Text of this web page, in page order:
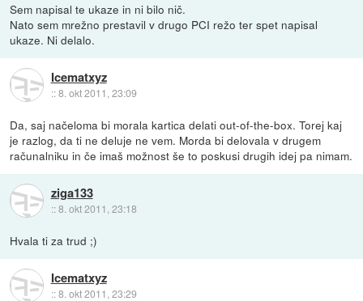
Sem napisal te ukaze in ni bilo nič.
Nato sem mrežno prestavil v drugo PCI režo ter spet napisal
ukaze. Ni delalo.
Icematxyz
::8. okt 2011, 23:09
Da, saj načeloma bi morala kartica delati out-of-the-box. Torej kaj
je razlog, da ti ne deluje ne vem. Morda bi delovala v drugem
računalniku in če imaš možnost še to poskusi drugih idej pa nimam.
ziga133
::8. okt 2011, 23:18
Hvala ti za trud ;)
Icematxyz
::8. okt 2011, 23:29